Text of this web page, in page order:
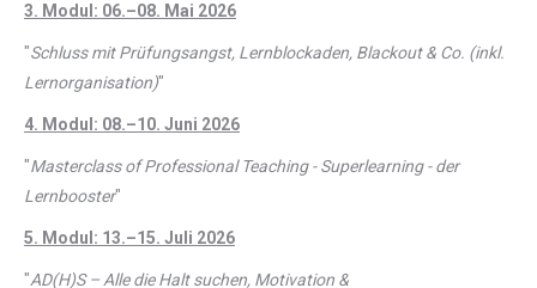
3. Modul: 06.–08. Mai 2026
"Schluss mit Prüfungsangst, Lernblockaden, Blackout & Co. (inkl.
Lernorganisation)"
4. Modul: 08.–10. Juni 2026
"Masterclass of Professional Teaching - Superlearning - der
Lernbooster"
5. Modul: 13.–15. Juli 2026
"AD(H)S – Alle die Halt suchen, Motivation &